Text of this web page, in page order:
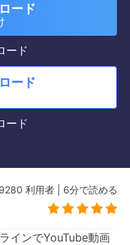
ード
ード
ード
ード
9280 利用者 6分で読める
インでYouTube動画